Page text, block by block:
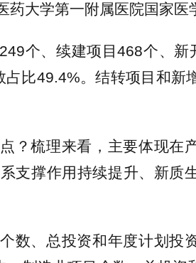
大学第一附属医院国家医
个、续建项目468个、新
比49.4%。结转项目和新
？梳理来看，主要体现在
支撑作用持续提升、新质
数、总投资和年度计划投